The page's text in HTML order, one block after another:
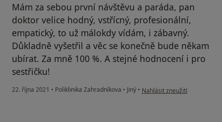
Mám za sebou první návštěvu a paráda, pan
doktor velice hodný, vstřícný, profesionální,
empatický, to už málokdy vídám, i zábavný.
Důkladně vyšetřil a věc se konečně bude někam
ubírat. Za mně 100 %. A stejné hodnocení i pro
sestřičku!
22. října 2021 • Poliklinika Zahradníkova • Jiný • podle názoru uživatele M.S.
Nahlásit zneužití